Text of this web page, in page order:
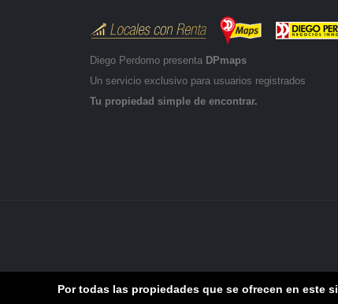
Por todas las propiedades que se ofrecen en este